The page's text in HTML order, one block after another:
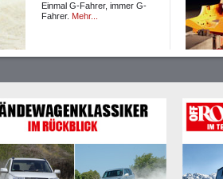
Einmal G-Fahrer, immer G-
Fahrer. Mehr...